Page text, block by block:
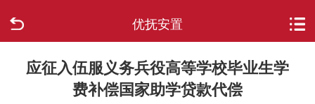
优抚安置
走进柳城
应征入伍服义务兵役高等学校毕业生学
费补偿国家助学贷款代偿